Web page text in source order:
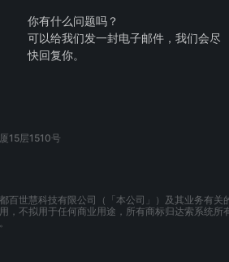
你有什么问题吗？
可以给我们发一封电子邮件，我们会尽
快回复你。
15层1510号
百世慧科技有限公司（「本公司」）及其业务有
，不拟用于任何商业用途，所有商标归达索系统